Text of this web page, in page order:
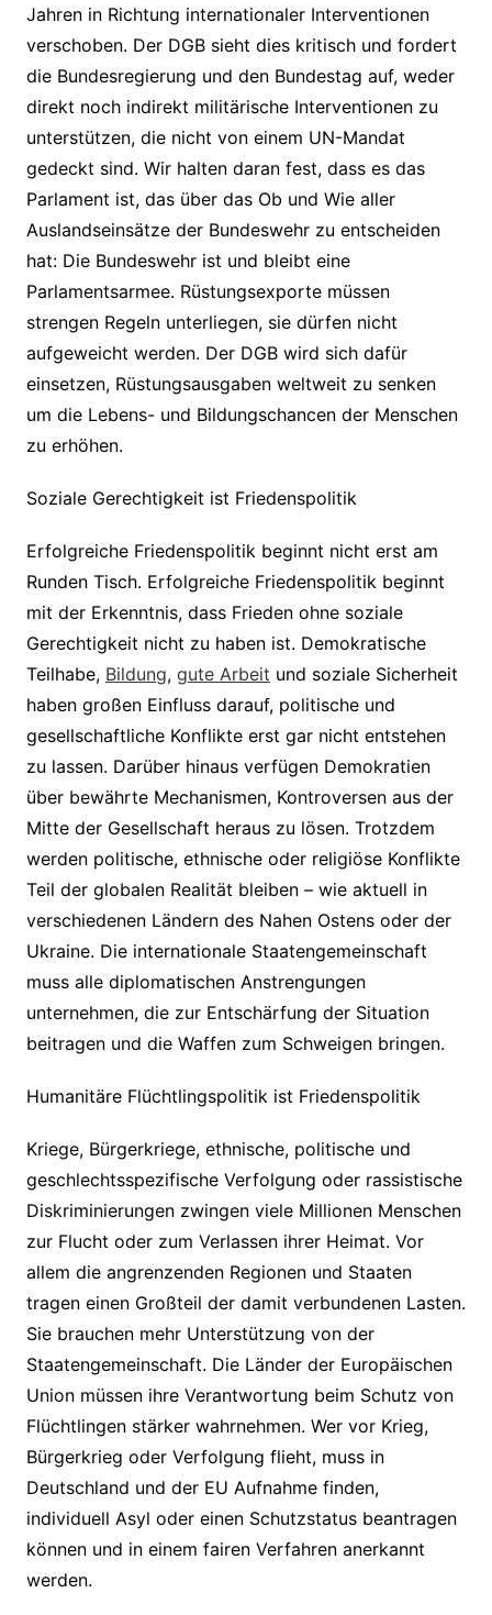
Jahren in Richtung internationaler Interventionen
verschoben. Der DGB sieht dies kritisch und fordert
die Bundesregierung und den Bundestag auf, weder
direkt noch indirekt militärische Interventionen zu
unterstützen, die nicht von einem UN-Mandat
gedeckt sind. Wir halten daran fest, dass es das
Parlament ist, das über das Ob und Wie aller
Auslandseinsätze der Bundeswehr zu entscheiden
hat: Die Bundeswehr ist und bleibt eine
Parlamentsarmee. Rüstungsexporte müssen
strengen Regeln unterliegen, sie dürfen nicht
aufgeweicht werden. Der DGB wird sich dafür
einsetzen, Rüstungsausgaben weltweit zu senken
um die Lebens- und Bildungschancen der Menschen
zu erhöhen.
Soziale Gerechtigkeit ist Friedenspolitik
Erfolgreiche Friedenspolitik beginnt nicht erst am
Runden Tisch. Erfolgreiche Friedenspolitik beginnt
mit der Erkenntnis, dass Frieden ohne soziale
Gerechtigkeit nicht zu haben ist. Demokratische
Teilhabe, Bildung, gute Arbeit und soziale Sicherheit
haben großen Einfluss darauf, politische und
gesellschaftliche Konflikte erst gar nicht entstehen
zu lassen. Darüber hinaus verfügen Demokratien
über bewährte Mechanismen, Kontroversen aus der
Mitte der Gesellschaft heraus zu lösen. Trotzdem
werden politische, ethnische oder religiöse Konflikte
Teil der globalen Realität bleiben – wie aktuell in
verschiedenen Ländern des Nahen Ostens oder der
Ukraine. Die internationale Staatengemeinschaft
muss alle diplomatischen Anstrengungen
unternehmen, die zur Entschärfung der Situation
beitragen und die Waffen zum Schweigen bringen.
Humanitäre Flüchtlingspolitik ist Friedenspolitik
Kriege, Bürgerkriege, ethnische, politische und
geschlechtsspezifische Verfolgung oder rassistische
Diskriminierungen zwingen viele Millionen Menschen
zur Flucht oder zum Verlassen ihrer Heimat. Vor
allem die angrenzenden Regionen und Staaten
tragen einen Großteil der damit verbundenen Lasten.
Sie brauchen mehr Unterstützung von der
Staatengemeinschaft. Die Länder der Europäischen
Union müssen ihre Verantwortung beim Schutz von
Flüchtlingen stärker wahrnehmen. Wer vor Krieg,
Bürgerkrieg oder Verfolgung flieht, muss in
Deutschland und der EU Aufnahme finden,
individuell Asyl oder einen Schutzstatus beantragen
können und in einem fairen Verfahren anerkannt
werden.